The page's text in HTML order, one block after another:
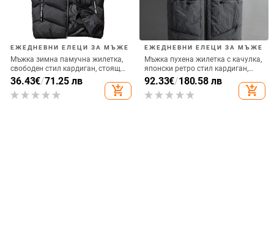
ЕЖЕДНЕВНИ ЕЛЕЦИ ЗА МЪЖЕ
Мъжка зимна памучна жилетка,
свободен стил кардиган, стояща
яка, цип, плътна материя
36.43€/71.25 лв
add_shopping_cart
ЕЖЕДНЕВНИ ЕЛЕЦИ ЗА МЪЖЕ
Мъжка пухена жилетка с качулка,
японски ретро стил кардиган,
тясна кройка, цип
92.33€/180.58 лв
add_shopping_cart